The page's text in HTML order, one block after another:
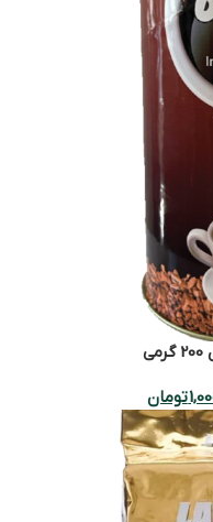
تومان